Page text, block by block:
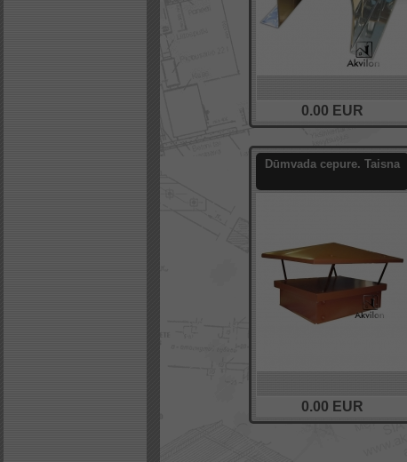
0.00 EUR
Dūmvada cepure. Taisna
0.00 EUR